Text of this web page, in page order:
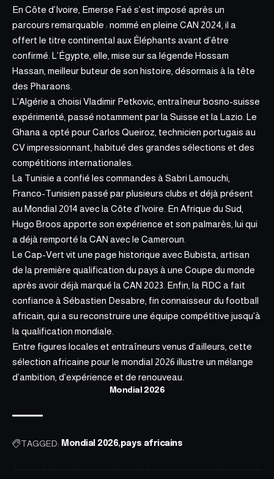
En Côte d’Ivoire, Emerse Faé s’est imposé après un
parcours remarquable : nommé en pleine CAN 2024 , il a
offert le titre continental aux Éléphants avant d’être
confirmé. L’Égypte, elle, mise sur sa légende Hossam
Hassan, meilleur buteur de son histoire, désormais à la tête
des Pharaons.
L’Algérie a choisi Vladimir Petkovic, entraîneur bosno-suisse
expérimenté, passé notamment par la Suisse et la Lazio. Le
Ghana a opté pour Carlos Queiroz, technicien portugais au
CV impressionnant, habitué des grandes sélections et des
compétitions internationales.
La Tunisie a confié les commandes à Sabri Lamouchi,
Franco-Tunisien passé par plusieurs clubs et déjà présent
au Mondial 2014 avec la Côte d’Ivoire. En Afrique du Sud,
Hugo Broos apporte son expérience et son palmarès, lui qui
a déjà remporté la CAN avec le Cameroun.
Le Cap-Vert vit une page historique avec Bubista, artisan
de la première qualification du pays à une Coupe du monde
après avoir déjà marqué la CAN 2023. Enfin, la RDC a fait
confiance à Sébastien Desabre, fin connaisseur du football
africain, qui a su reconstruire une équipe compétitive jusqu’à
la qualification mondiale.
Entre figures locales et entraîneurs venus d’ailleurs, cette
sélection africaine pour le mondial 2026 illustre un mélange
d’ambition, d’expérience et de renouveau.
Mondial 2026
TAGGED: Mondial 2026 pays africains